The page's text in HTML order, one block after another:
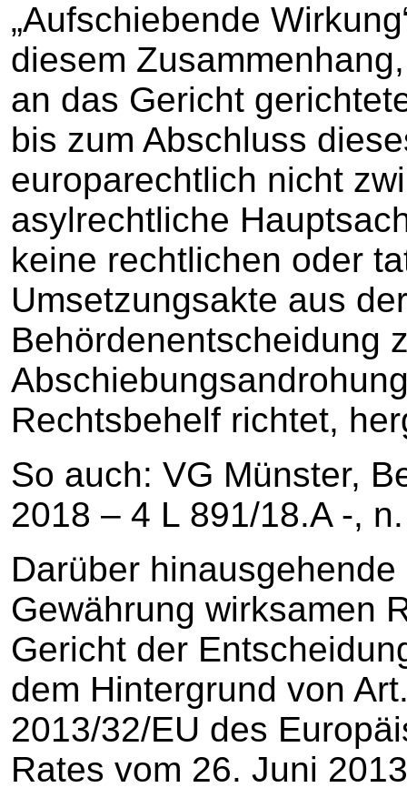
„Aufschiebende
diesem
an das Gericht
bis zum Abschluss
europarechtlich nicht
asylrechtliche
keine rechtlichen oder
Umsetzungsakte aus
Behördenentscheidung
Rechtsbehelf richtet,
So auch: VG Münster,
2018 – 4 L 891/18.A -,
Darüber
Gewährung wirksamen
Gericht der
dem Hintergrund von
2013/32/EU des
Rates vom 26. Juni